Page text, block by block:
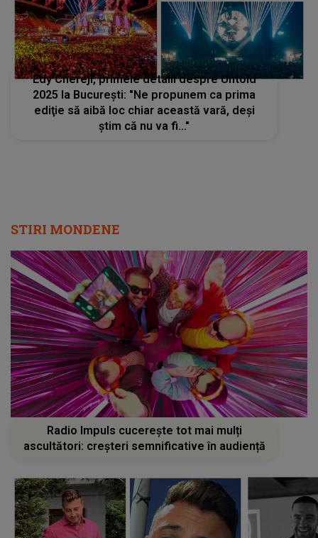
Edy Chereji, primele detalii despre Untold
2025 la București: "Ne propunem ca prima
ediţie să aibă loc chiar această vară, deşi
ştim că nu va fi..."
STIRI MONDENE
Radio Impuls cucerește tot mai mulți
ascultători: creșteri semnificative în audiență